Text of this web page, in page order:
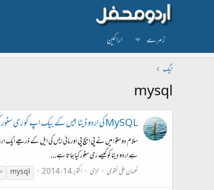
زمرے اراکین
ٹیگ
mysql
MySQL کی اردو ڈیٹا بیس کے بیک اپ کو ری سٹور کرنے کا مسلہ
سلام دوستو! میں نے پی ایچ پی اور مائی ایس کی ایل کے ذریعے
ہے اردو دیٹا کو کیسے ری سٹور کیا جاتا ہے...
نعمان علی نقوی
لڑی اکتوبر 14، 2014 mysql